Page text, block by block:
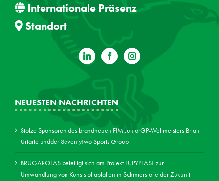
Internationale Präsenz
Standort
NEUESTEN NACHRICHTEN
Stolze Sponsoren des brandneuen FIM JuniorGP-Weltmeisters Brian
Uriarte undder SeventyTwo Sports Group !
BRUGAROLAS beteiligt sich am Projekt LUPYPLAST zur
Umwandlung von Kunststoffabfällen in Schmierstoffe der Zukunft